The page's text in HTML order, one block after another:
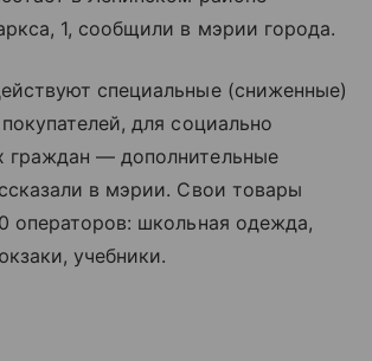
1, сообщили в мэрии города.
специальные (сниженные)
для социально
граждан — дополнительные
в мэрии. Свои товары
операторов: школьная одежда,
учебники.